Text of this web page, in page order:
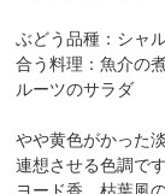
ぶどう品種：シャ
合う料理：魚介の
ルーツのサラダ
やや黄色がかった
連想させる色調で